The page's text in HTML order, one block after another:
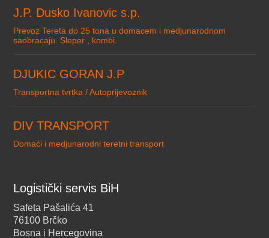
J.P. Dusko Ivanovic s.p.
Prevoz Tereta do 25 tona u domacem i medjunarodnom
saobracaju. Sleper , kombi.
DJUKIC GORAN J.P
Transportna tvrtka / Autoprijevoznik
DIV TRANSPORT
Domaći i medjunarodni teretni transport
Logistički servis BiH
Safeta Pašalića 41
76100 Brčko
Bosna i Hercegovina